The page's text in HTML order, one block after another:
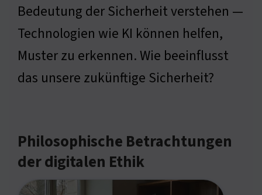
Bedeutung der Sicherheit verstehen —
Technologien wie KI können helfen,
Muster zu erkennen. Wie beeinflusst
das unsere zukünftige Sicherheit?
Philosophische Betrachtungen
der digitalen Ethik